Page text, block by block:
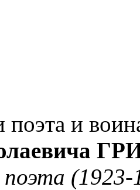
поэта и
(1923-